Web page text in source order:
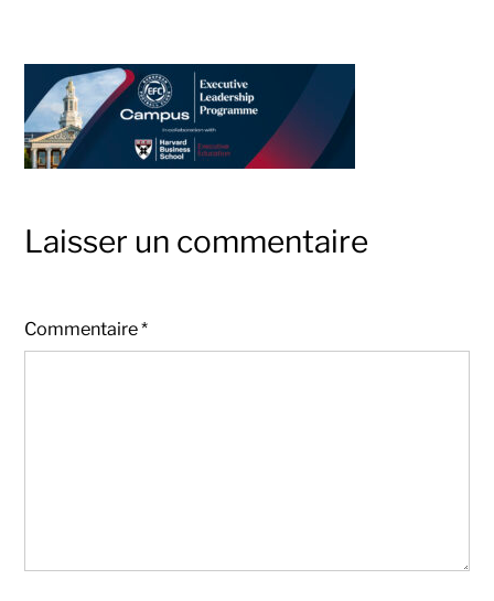
Sandra
Boucher
Laisser un commentaire
Commentaire*